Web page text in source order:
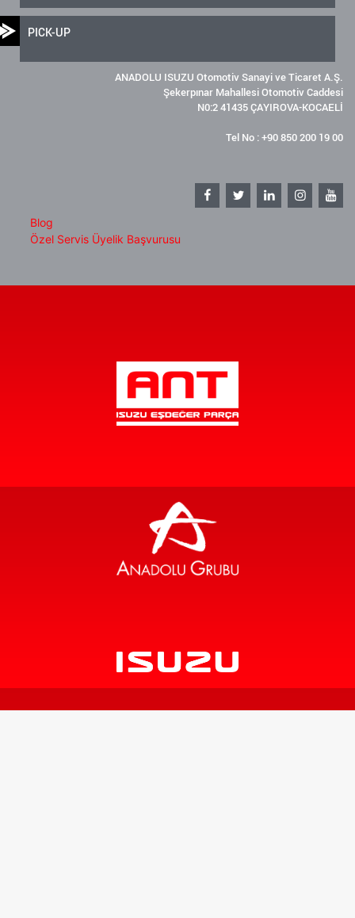
PICK-UP
ANADOLU ISUZU Otomotiv Sanayi ve Ticaret A.Ş.
Şekerpınar Mahallesi Otomotiv Caddesi
N0:2 41435 ÇAYIROVA-KOCAELİ
Tel No : +90 850 200 19 00
Blog
Özel Servis Üyelik Başvurusu